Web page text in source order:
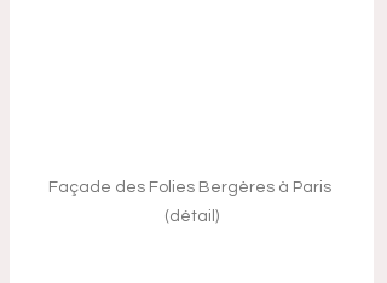
Façade des Folies Bergères à Paris
(détail)